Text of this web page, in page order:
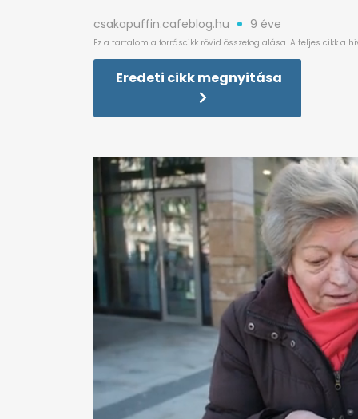
csakapuffin.cafeblog.hu 9 éve
Eredeti cikk megnyitása